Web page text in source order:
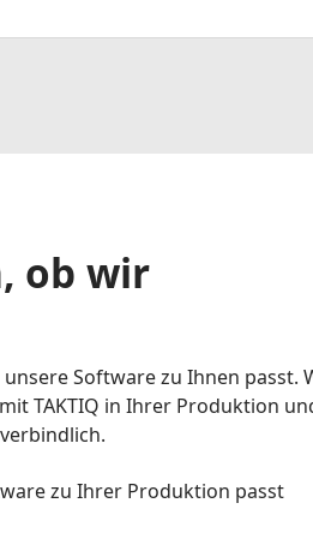
ob wir
Software zu Ihnen passt.
TAKTIQ in Ihrer Produktion
zu Ihrer Produktion passt